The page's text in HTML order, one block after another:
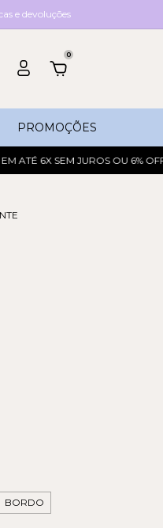
e devoluções
0
PROMOÇÕES
SEM JUROS OU 6% OFF
BORDO